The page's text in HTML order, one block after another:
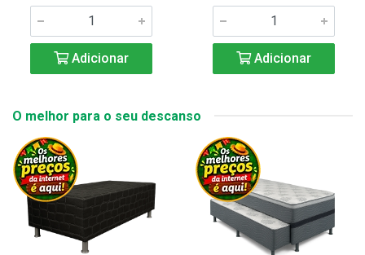
Adicionar Adicionar
O melhor para o seu descanso